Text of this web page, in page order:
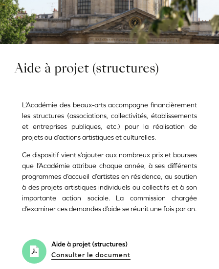
Aide à projet (structures)
L’Académie des beaux-arts accompagne financièrement
les structures (associations, collectivités, établissements
et entreprises publiques, etc.) pour la réalisation de
projets ou d’actions artistiques et culturelles.
Ce dispositif vient s’ajouter aux nombreux prix et bourses
que l’Académie attribue chaque année, à ses différents
programmes d’accueil d’artistes en résidence, au soutien
à des projets artistiques individuels ou collectifs et à son
importante action sociale. La commission chargée
d’examiner ces demandes d’aide se réunit une fois par an.
Aide à projet (structures)
Consulter le document